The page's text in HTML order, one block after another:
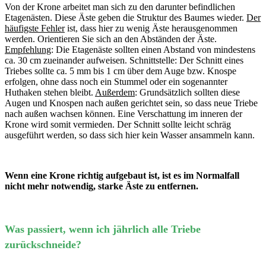
Von der Krone arbeitet man sich zu den darunter befindlichen
Etagenästen. Diese Äste geben die Struktur des Baumes wieder. Der
häufigste Fehlerist, dass hier zu wenig Äste herausgenommen
werden. Orientieren Sie sich an den Abständen der Äste.
Empfehlung: Die Etagenäste sollten einen Abstand von mindestens
ca. 30 cm zueinander aufweisen. Schnittstelle: Der Schnitt eines
Triebes sollte ca. 5 mm bis 1 cm über dem Auge bzw. Knospe
erfolgen, ohne dass noch ein Stummel oder ein sogenannter
Huthaken stehen bleibt. Außerdem: Grundsätzlich sollten diese
Augen und Knospen nach außen gerichtet sein, so dass neue Triebe
nach außen wachsen können. Eine Verschattung im inneren der
Krone wird somit vermieden. Der Schnitt sollte leicht schräg
ausgeführt werden, so dass sich hier kein Wasser ansammeln kann.
Wenn eine Krone richtig aufgebaut ist, ist es im Normalfall
nicht mehr notwendig, starke Äste zu entfernen.
Was passiert, wenn ich jährlich alle Triebe
zurückschneide?